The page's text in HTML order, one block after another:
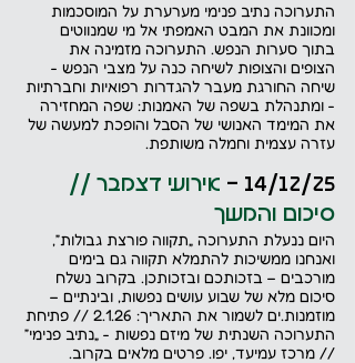
התערוכה נתיב פנימי מערערת על המוסכמות
ומכוונת את המבט האמפתי אל מי שמנווטים
בתוך סערות הנפש. התערוכה מזמינה את
הצופים והצופות לשיחה כנה על מצבי הנפש -
שיחה החורגת מעבר להגדרות רפואיות וחברתיות
- ומתנהלת בשפה של האמנות: שפה המחזירה
את המימד האנושי של הסבל והופכת למעשה של
עזרה עצמית וחמלה משותפת.
14/12/25 -
אירועי דצמבר //
סיכום והמשך
היום ננעלת התערוכה „תקווה פורצת גבולות”,
ואנחנו ממשיכות להתמלא תקווה גם בימים
מורכבים – בזכותכם ובזכותכן. בקרוב נשלח
סיכום מלא של שבוע עושים נפשות, ובינתיים –
מוזמנות.ים לשמור את התאריך: 2.1.26 // פתיחת
התערוכה השנתית של מיזם נפשות - „נתיב פנימי”
// מרכז עמיעד, יפו. פרטים מלאים בקרוב.